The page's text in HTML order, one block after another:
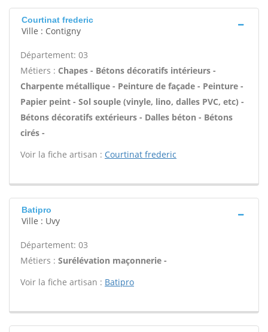
Courtinat frederic
Ville : Contigny
Département: 03
Métiers : Chapes - Bétons décoratifs intérieurs -
Charpente métallique - Peinture de façade - Peinture -
Papier peint - Sol souple (vinyle, lino, dalles PVC, etc) -
Bétons décoratifs extérieurs - Dalles béton - Bétons
cirés -
Voir la fiche artisan : Courtinat frederic
Batipro
Ville : Uvy
Département: 03
Métiers : Surélévation maçonnerie -
Voir la fiche artisan : Batipro